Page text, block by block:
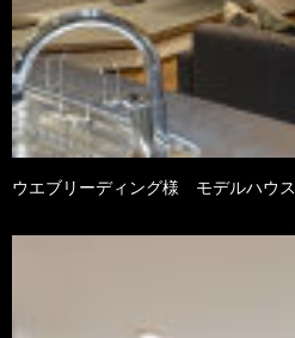
ウエブリーディング様 モデルハウス